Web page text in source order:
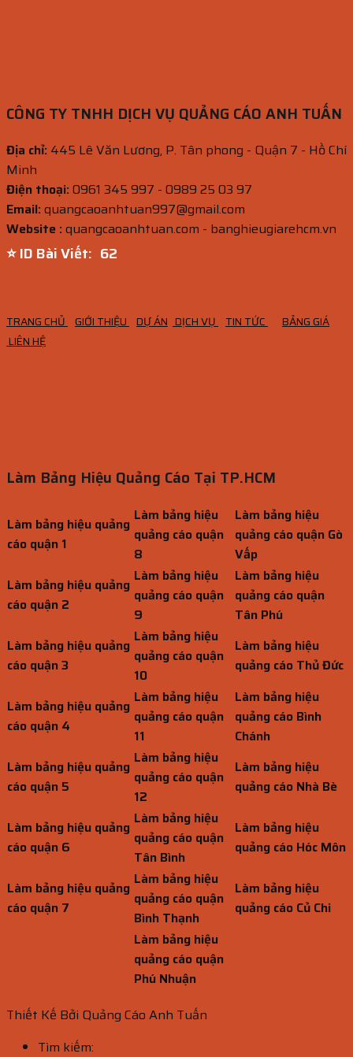
CÔNG TY TNHH DỊCH VỤ QUẢNG CÁO ANH TUẤN
Địa chỉ: 445 Lê Văn Lương, P. Tân phong - Quận 7 - Hồ Chí
Minh
Điện thoại:0961 345 997 - 0989 25 03 97
Email:quangcaoanhtuan997@gmail.com
Website :quangcaoanhtuan.com - banghieugiarehcm.vn
⭐ ID Bài Viết: 61
TRANG CHỦ GIỚI THIỆU DỰ ÁN DỊCH VỤ TIN TỨC
BẢNG GIÁ
LIÊN HỆ
Làm Bảng Hiệu Quảng Cáo Tại TP.HCM
Làm bảng hiệu quảng
cáo quận 1
Làm bảng hiệu
quảng cáo quận
8
Làm bảng hiệu
quảng cáo quận Gò
Vấp
Làm bảng hiệu quảng
cáo quận 2
Làm bảng hiệu
quảng cáo quận
9
Làm bảng hiệu
quảng cáo quận
Tân Phú
Làm bảng hiệu quảng
cáo quận 3
Làm bảng hiệu
quảng cáo quận
10
Làm bảng hiệu
quảng cáo Thủ Đức
Làm bảng hiệu quảng
cáo quận 4
Làm bảng hiệu
quảng cáo quận
11
Làm bảng hiệu
quảng cáo Bình
Chánh
Làm bảng hiệu quảng
cáo quận 5
Làm bảng hiệu
quảng cáo quận
12
Làm bảng hiệu
quảng cáo Nhà Bè
Làm bảng hiệu quảng
cáo quận 6
Làm bảng hiệu
quảng cáo quận
Tân Bình
Làm bảng hiệu
quảng cáo Hóc Môn
Làm bảng hiệu quảng
cáo quận 7
Làm bảng hiệu
quảng cáo quận
Bình Thạnh
Làm bảng hiệu
quảng cáo Củ Chi
Làm bảng hiệu
quảng cáo quận
Phú Nhuận
Thiết Kế Bởi Quảng Cáo Anh Tuấn
Tìm kiếm: